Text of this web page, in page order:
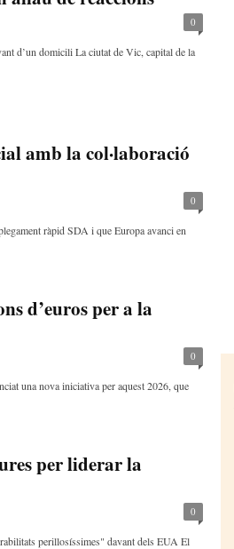
0
d’un domicili La ciutat de Vic, capital de la
amb la col·laboració
0
ràpid SDA i que Europa avanci en
d’euros per a la
0
una nova iniciativa per aquest 2026, que
per liderar la
0
perillosíssimes" davant dels EUA El